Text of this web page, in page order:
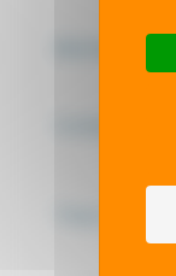
Mentions